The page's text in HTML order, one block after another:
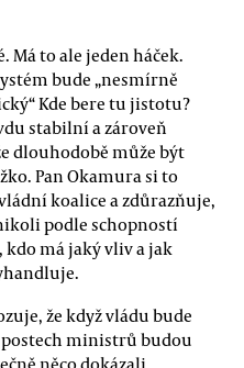
Má to ale jeden háček.
bude „nesmírně
Kde bere tu jistotu?
stabilní a zároveň
dlouhodobě může být
Pan Okamura si to
koalice a zdůrazňuje,
podle schopností
má jaký vliv a jak
že když vládu bude
ministrů budou